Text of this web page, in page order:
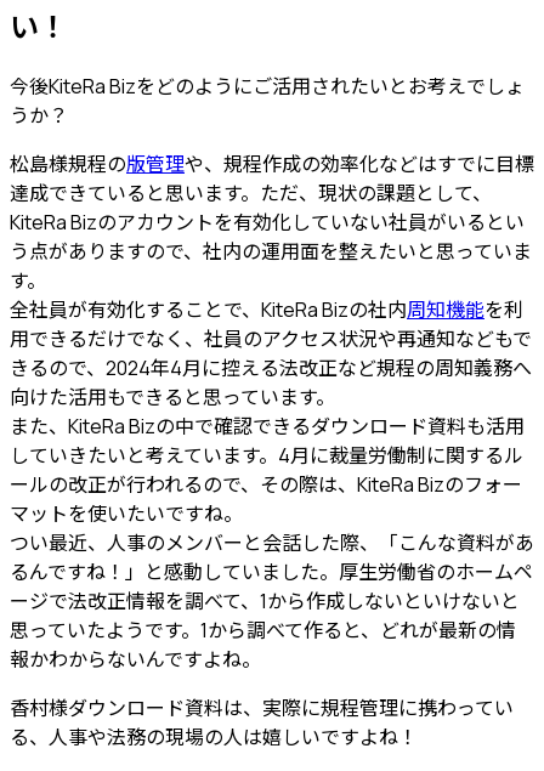
い！
今後KiteRa Bizをどのようにご活用されたいとお考えでしょ
うか？
松島様規程の版管理や、規程作成の効率化などはすでに目標
達成できていると思います。ただ、現状の課題として、
KiteRa Bizのアカウントを有効化していない社員がいるとい
う点がありますので、社内の運用面を整えたいと思っていま
す。
全社員が有効化することで、KiteRa Bizの社内周知機能を利
用できるだけでなく、社員のアクセス状況や再通知などもで
きるので、 2024年4月に控える法改正など規程の周知義務へ
向けた活用もできると思っています。
また、 KiteRa Bizの中で確認できるダウンロード資料も活用
していきたいと考えています。4月に裁量労働制に関するル
ールの改正が行われるので、その際は、KiteRa Bizのフォー
マットを使いたいですね。
つい最近、人事のメンバーと会話した際、「こんな資料があ
るんですね！」と感動していました。厚生労働省のホームペ
ージで法改正情報を調べて、1から作成しないといけないと
思っていたようです。1から調べて作ると、どれが最新の情
報かわからないんですよね。
香村様ダウンロード資料は、実際に規程管理に携わってい
る、人事や法務の現場の人は嬉しいですよね！